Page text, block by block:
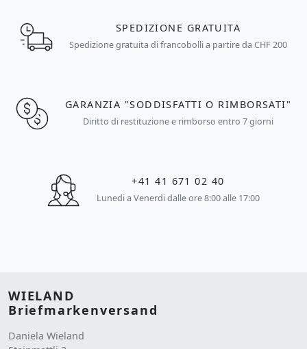
SPEDIZIONE GRATUITA
Spedizione gratuita di francobolli a partire da CHF 200
GARANZIA "SODDISFATTI O RIMBORSATI"
Diritto di restituzione e rimborso entro 7 giorni
+41 41 671 02 40
Lunedi a Venerdi dalle ore 8:00 alle 17:00
WIELAND
Briefmarkenversand
Daniela Wieland